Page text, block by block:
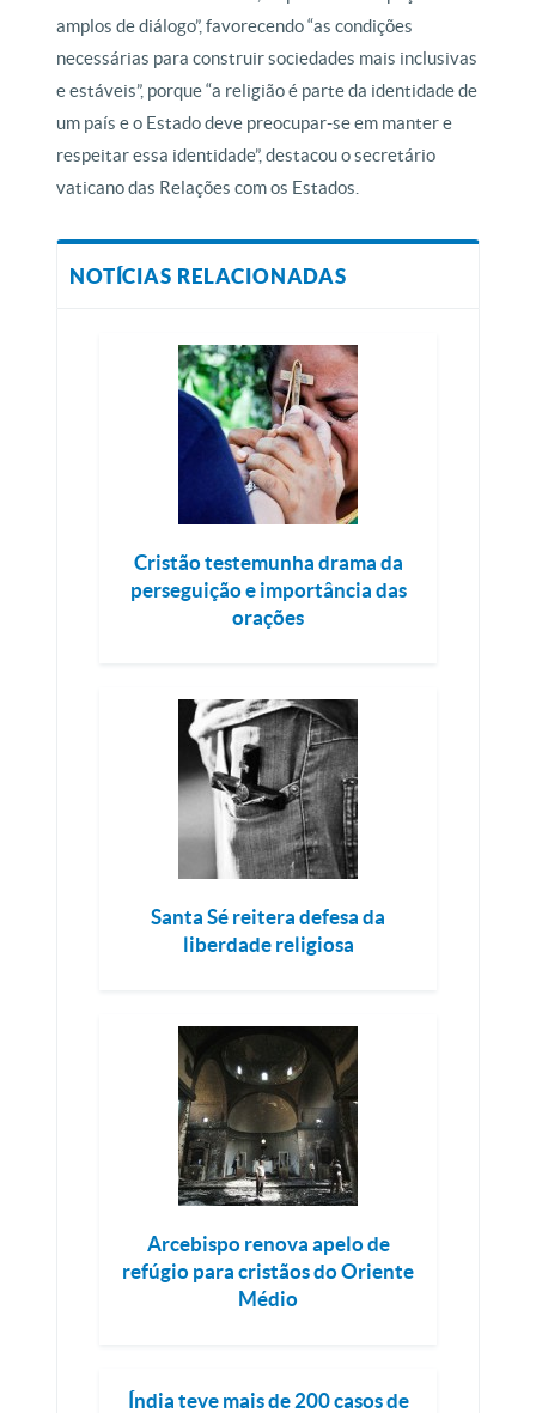
amplos de diálogo”, favorecendo “as condições
necessárias para construir sociedades mais inclusivas
e estáveis”, porque “a religião é parte da identidade de
um país e o Estado deve preocupar-se em manter e
respeitar essa identidade”, destacou o secretário
vaticano das Relações com os Estados.
NOTÍCIAS RELACIONADAS
Cristão testemunha drama da
perseguição e importância das
orações
Santa Sé reitera defesa da
liberdade religiosa
Arcebispo renova apelo de
refúgio para cristãos do Oriente
Médio
Índia teve mais de 200 casos de